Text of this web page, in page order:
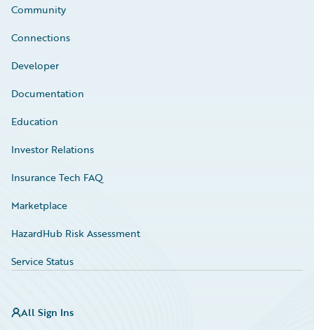
Community
Connections
Developer
Documentation
Education
Investor Relations
Insurance Tech FAQ
Marketplace
HazardHub Risk Assessment
Service Status
All Sign Ins